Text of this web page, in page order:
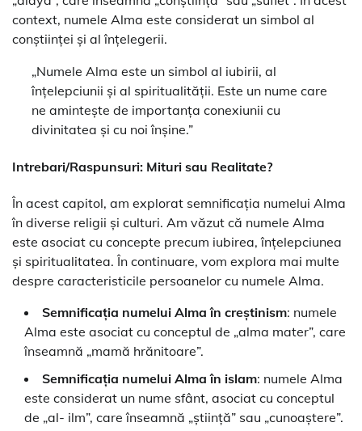
context, numele Alma este considerat un simbol al
conștiinței și al înțelegerii.
„Numele Alma este un simbol al iubirii, al
înțelepciunii și al spiritualității. Este un nume care
ne amintește de importanța conexiunii cu
divinitatea și cu noi înșine.”
Intrebari/Raspunsuri: Mituri sau Realitate?
În acest capitol, am explorat semnificația numelui Alma
în diverse religii și culturi. Am văzut că numele Alma
este asociat cu concepte precum iubirea, înțelepciunea
și spiritualitatea. În continuare, vom explora mai multe
despre caracteristicile persoanelor cu numele Alma.
Semnificația numelui Alma în creștinism: numele
Alma este asociat cu conceptul de „alma mater”, care
înseamnă „mamă hrănitoare”.
Semnificația numelui Alma în islam: numele Alma
este considerat un nume sfânt, asociat cu conceptul
de „al- ilm”, care înseamnă „știință” sau „cunoaștere”.